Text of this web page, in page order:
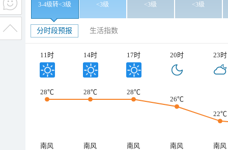
3-4级转<3级 <3级 <3级 <3级
分时段预报 生活指数
11时 14时 17时 20时 23时
28℃ 28℃
28℃
26℃
22℃
南风 南风 南风 南风
南风